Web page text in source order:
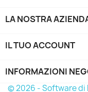
LA NOSTRA
IL TUO ACCOUNT
INFORMAZIONI
© 2026 - Software di